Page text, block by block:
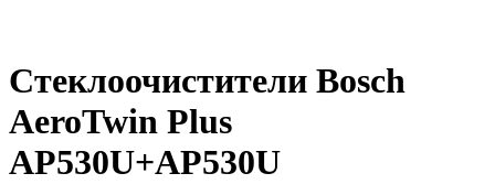
Стеклоочистители Bosch
AeroTwin Plus
AP530U+AP530U